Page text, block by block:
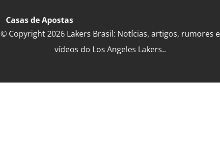
Casas de Apostas
© Copyright 2026 Lakers Brasil: Notícias, artigos, rumores e
vídeos do Los Angeles Lakers..